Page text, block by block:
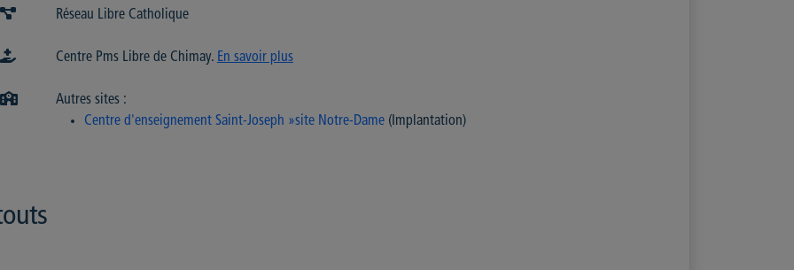
Réseau Libre Catholique
Centre Pms Libre de Chimay. En savoir plus
Autres sites :
Centre d'enseignement Saint-Joseph »site Notre-Dame(Implantation)